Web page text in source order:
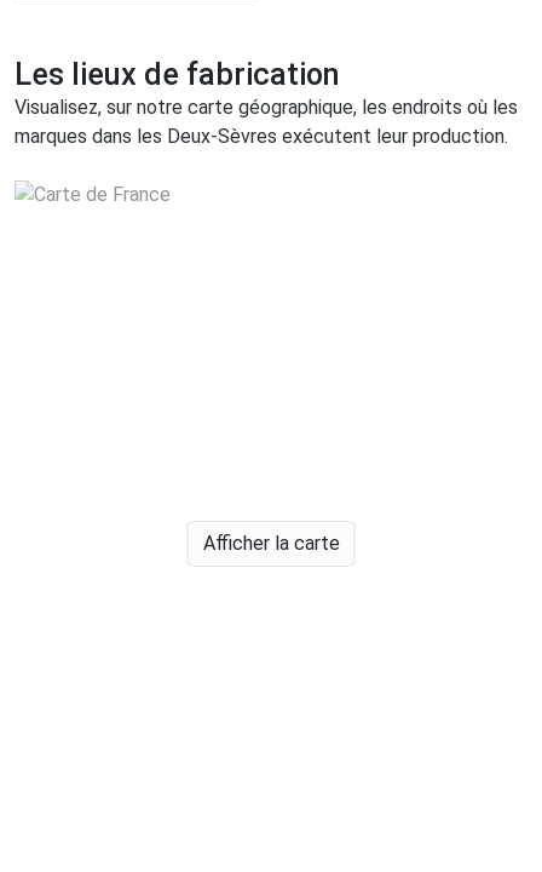
Les lieux de fabrication
Visualisez, sur notre carte géographique, les endroits où les
marques dans les Deux-Sèvres exécutent leur production.
Afficher la carte